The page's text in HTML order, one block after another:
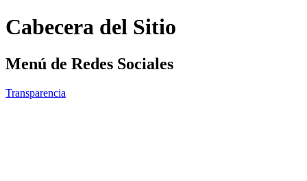
Cabecera del Sitio
Menú de Redes Sociales
Transparencia